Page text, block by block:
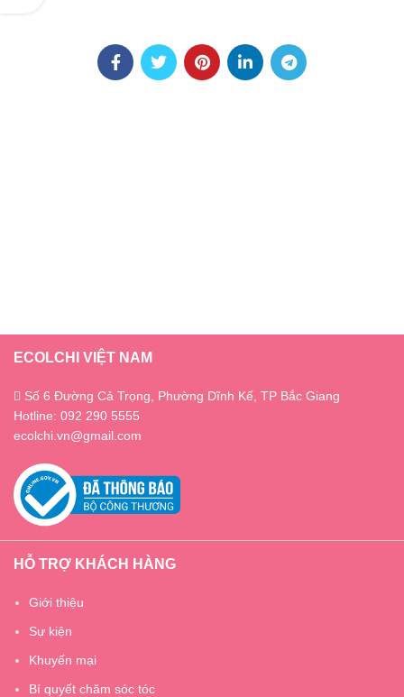
ECOLCHI VIỆT NAM
Số 6 Đường Cả Trọng, Phường Dĩnh Kế, TP Bắc Giang
Hotline: 092 290 5555
ecolchi.vn@gmail.com
HỖ TRỢ KHÁCH HÀNG
Giới thiệu
Sự kiện
Khuyến mại
Bí quyết chăm sóc tóc